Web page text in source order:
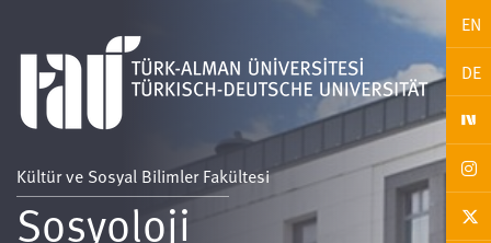
EN
DE
Kültür ve Sosyal Bilimler Fakültesi
Sosyoloji